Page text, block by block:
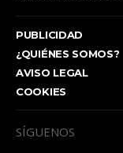
PUBLICIDAD
¿QUIÉNES SOMOS?
AVISO LEGAL
COOKIES
SÍGUENOS